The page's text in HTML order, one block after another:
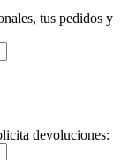
tus pedidos y
devoluciones: